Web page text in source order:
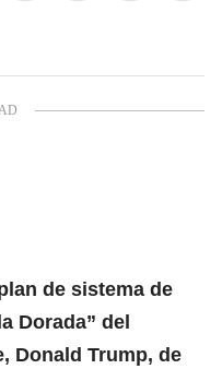
de sistema de
Dorada” del
Donald Trump, de